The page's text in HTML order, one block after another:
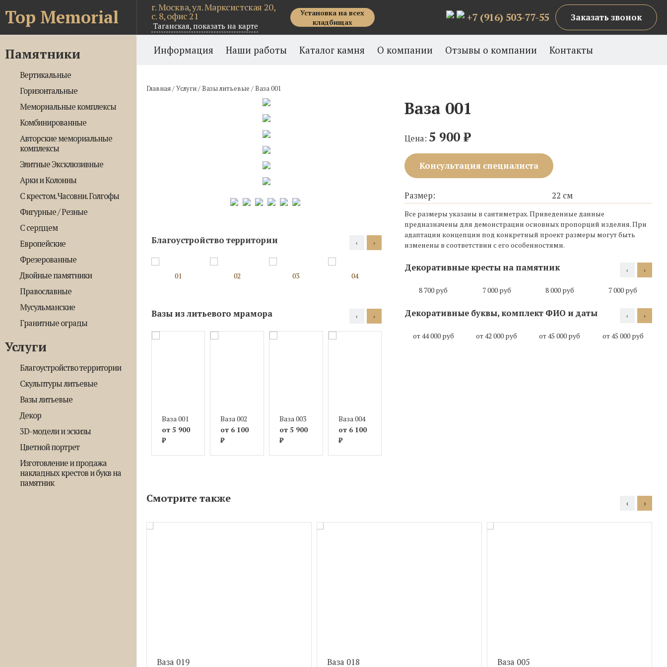
Top Memorial +7 (916) 503-77-55
г. Москва, ул. Марксистская 20,
с. 8, офис 21
Таганская, показать на карте
Установка на всех
кладбищах
Заказать звонок
Памятники
Вертикальные
Горизонтальные
Мемориальные комплексы
Комбинированные
Авторские мемориальные
комплексы
Элитные Эксклюзивные
Арки и Колонны
С крестом. Часовни. Голгофы
Фигурные / Резные
С сердцем
Европейские
Фрезерованные
Двойные памятники
Православные
Мусульманские
Гранитные ограды
Услуги
Благоустройство территории
Скульптуры литьевые
Вазы литьевые
Декор
3D-модели и эскизы
Цветной портрет
Изготовление и продажа
накладных крестов и букв на
памятник
Информация Наши работы Каталог камня О компании Отзывы о компании Контакты
Главная/Услуги/Вазы литьевые /Ваза 001
Благоустройство территории
01 02 03 04 06 09
‹ ›
Вазы из литьевого мрамора
Ваза 001
от 5 900
₽
Ваза 002
от 6 100
₽
Ваза 003
от 5 900
₽
Ваза 004
от 6 100
₽
‹ ›
Ваза 001
Цена: 5 900 ₽
Консультация специалиста
Размер: 22 см
Все размеры указаны в сантиметрах. Приведенные данные
предназначены для демонстрации основных пропорций изделия. При
адаптации концепции под конкретный проект размеры могут быть
изменены в соответствии с его особенностями.
Декоративные кресты на памятник
8 700 руб 7 000 руб 8 000 руб 7 000 руб
‹ ›
Декоративные буквы, комплект ФИО и даты
от 44 000 руб от 42 000 руб от 45 000 руб от 45 000 руб
‹ ›
Смотрите также
Ваза 019
Ваза 018
Ваза 005
‹ ›